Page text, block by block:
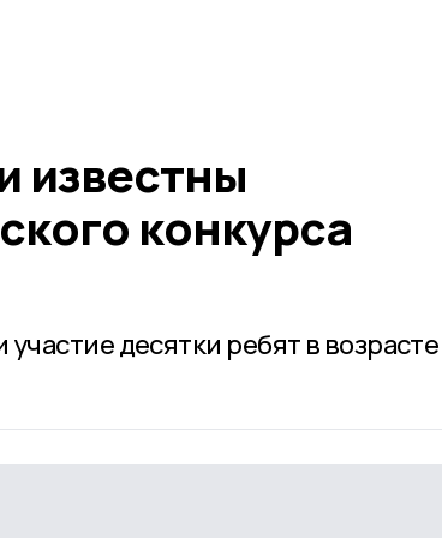
известны
конкурса
десятки ребят в возрасте